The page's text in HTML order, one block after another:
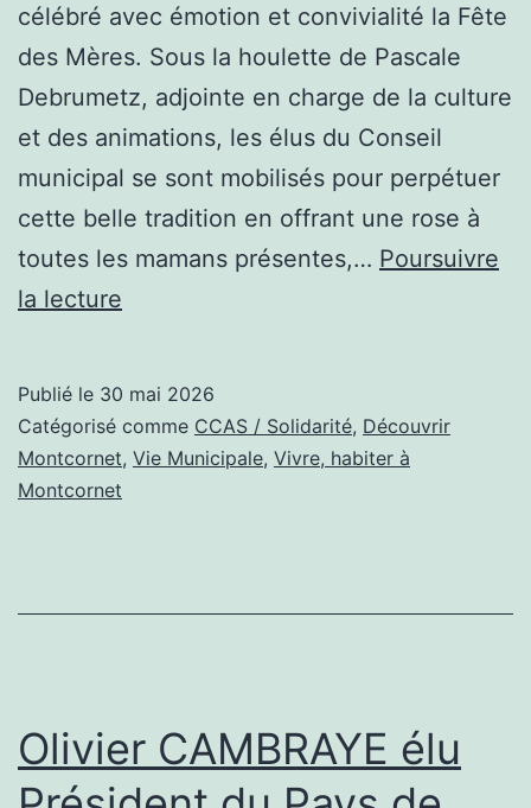
célébré avec émotion et convivialité la Fête
des Mères. Sous la houlette de Pascale
Debrumetz, adjointe en charge de la culture
et des animations, les élus du Conseil
municipal se sont mobilisés pour perpétuer
cette belle tradition en offrant une rose à
toutes les mamans présentes,… Poursuivre
la lecture
à
la
tendresse,
des
à
Montcornet
Publié le 30 mai 2026
Catégorisé comme CCAS / Solidarité, Découvrir
Montcornet, Vie Municipale, Vivre, habiter à
Montcornet
Olivier CAMBRAYE élu